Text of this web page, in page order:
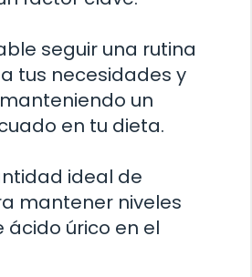
seguir una rutina
tus necesidades y
un
en tu dieta.
ideal de
mantener niveles
úrico en el